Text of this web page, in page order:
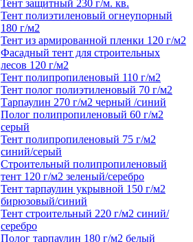
Тент защитный 230 г/м. кв.
Тент полиэтиленовый огнеупорный
180 г/м2
Тент из армированной пленки 120 г/м2
Фасадный тент для строительных
лесов 120 г/м2
Тент полипропиленовый 110 г/м2
Тент полог полиэтиленовый 70 г/м2
Тарпаулин 270 г/м2 черный /синий
Полог полипропиленовый 60 г/м2
серый
Тент полипропиленовый 75 г/м2
синий/серый
Строительный полипропиленовый
тент 120 г/м2 зеленый/серебро
Тент тарпаулин укрывной 150 г/м2
бирюзовый/синий
Тент строительный 220 г/м2 синий/
серебро
Полог тарпаулин 180 г/м2 белый